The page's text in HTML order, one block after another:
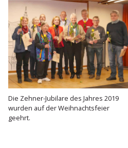
Die Zehner-Jubilare des Jahres 2019
wurden auf der Weihnachts­feier
geehrt.